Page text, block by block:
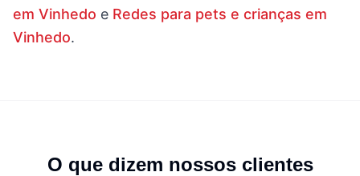
em Vinhedo e Redes para pets e crianças em
Vinhedo.
O que dizem nossos clientes